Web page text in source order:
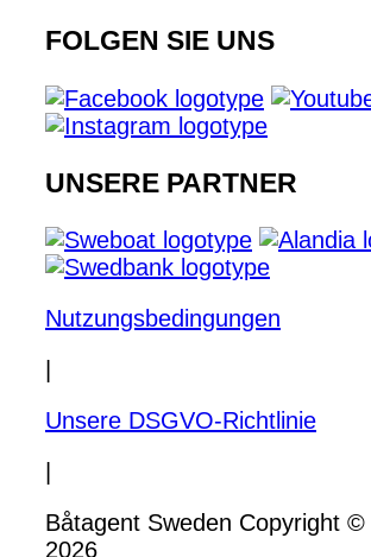
FOLGEN SIE UNS
UNSERE PARTNER
Nutzungsbedingungen
Unsere DSGVO-Richtlinie
Båtagent Sweden Copyright ©
2026